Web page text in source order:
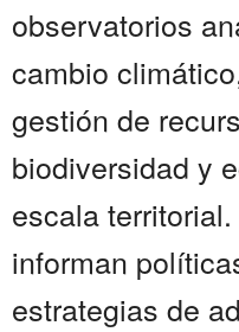
observatorios
cambio
gestión de
biodiversidad y
escala
informan
estrategias de